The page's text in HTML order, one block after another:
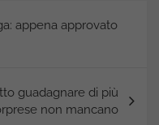
appena approvato
guadagnare di più
non mancano